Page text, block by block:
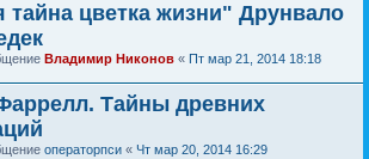
тайна цветка жизни" Друнвало
Владимир Никонов « Пт мар 21, 2014 18:18
Тайны древних
операторпси « Чт мар 20, 2014 16:29